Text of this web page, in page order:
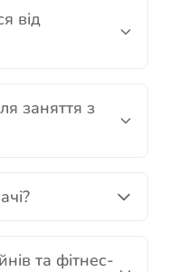
від
заняття з
та фітнес-